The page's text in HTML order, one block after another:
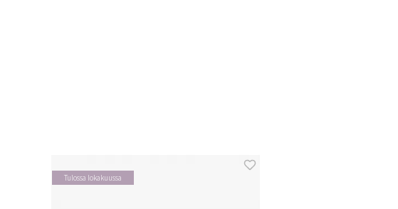
Tulossa lokakuussa